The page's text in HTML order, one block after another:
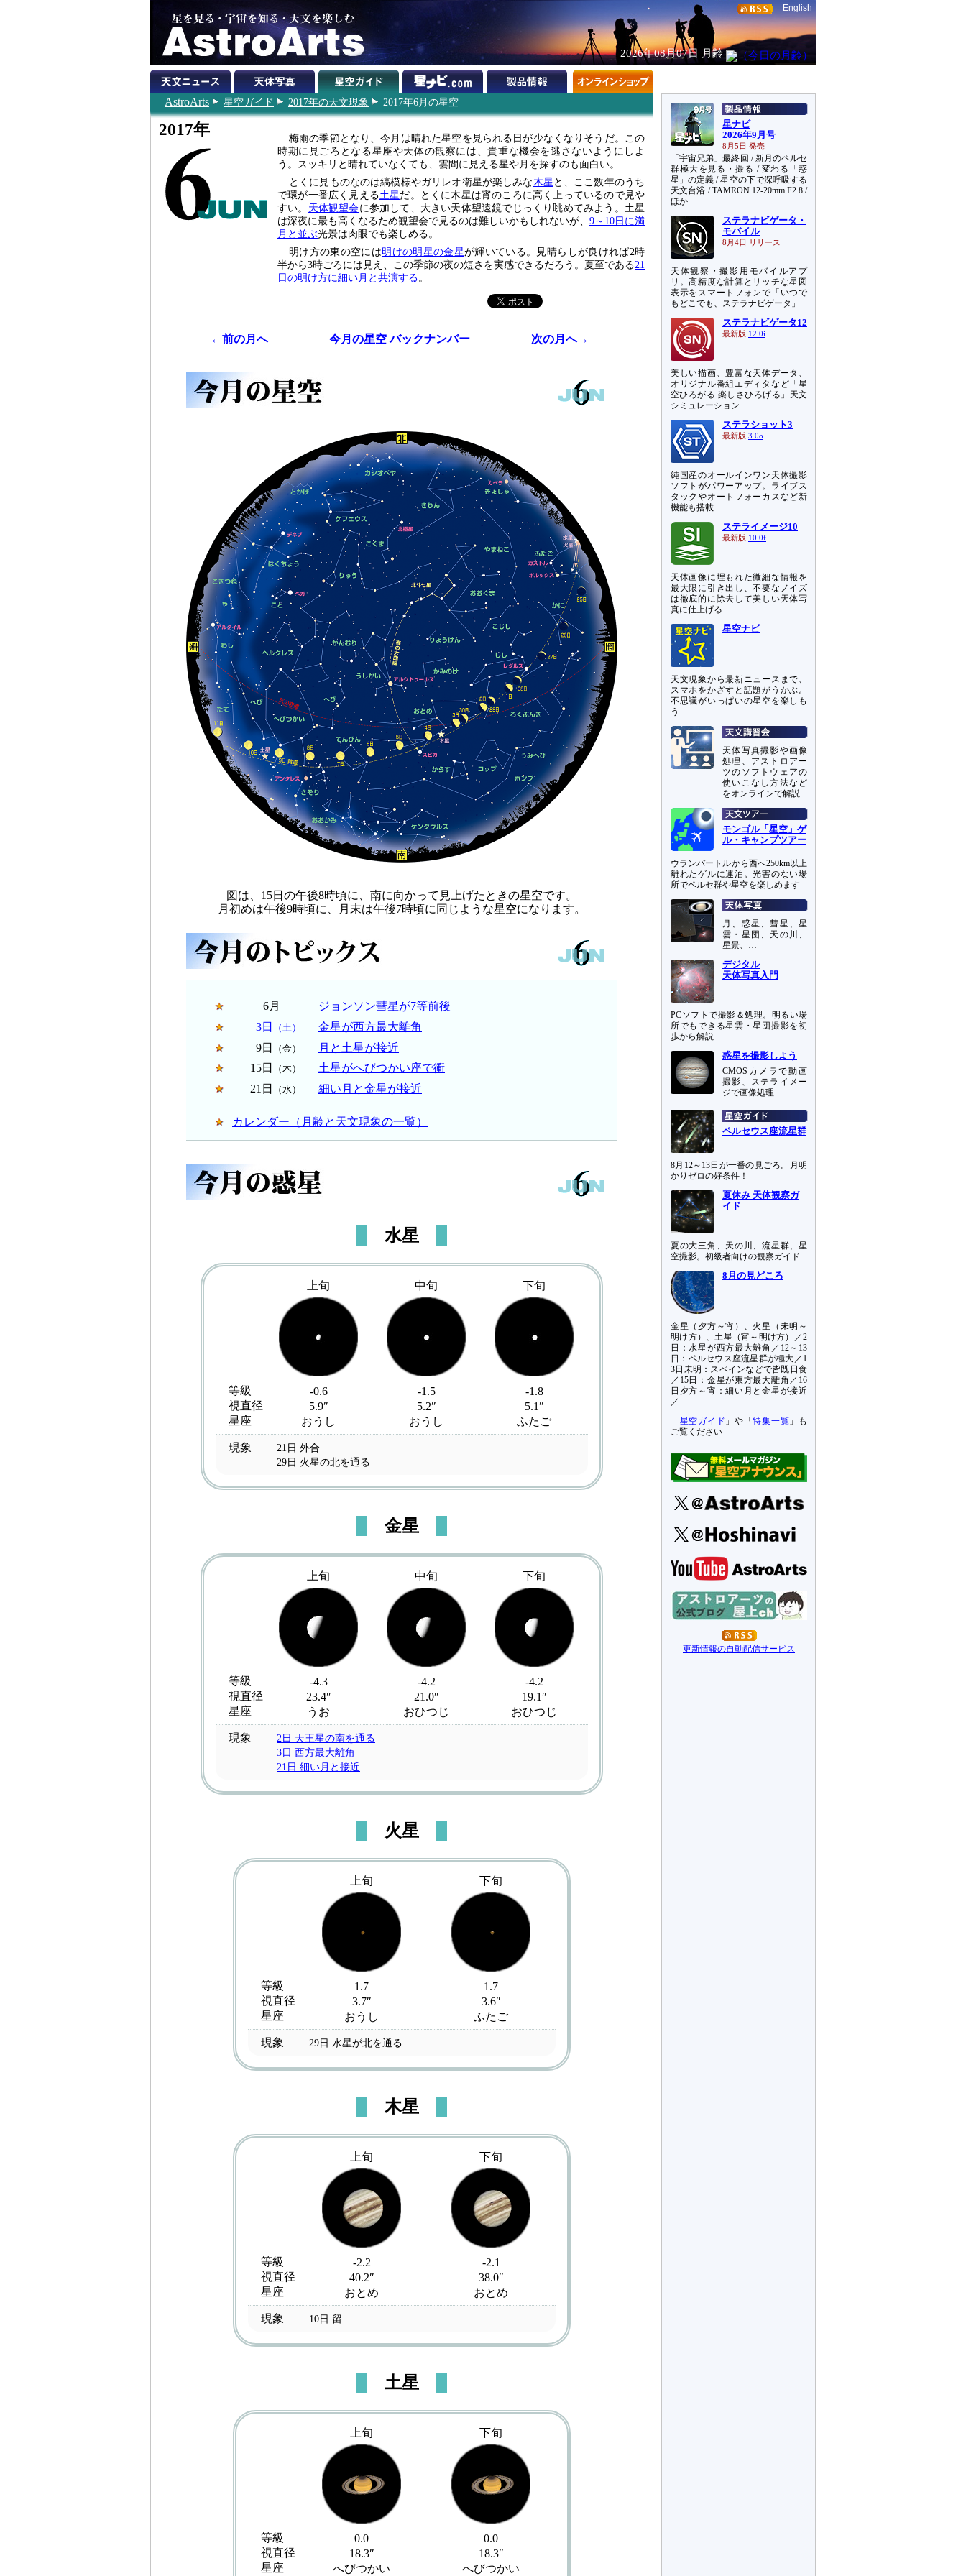
English
2026年08月07日 月齢
AstroArts 星空ガイド 2017年の天文現象 2017年6月の星空
2017年
梅雨の季節となり、今月は晴れた星空を見られる日が少なくなりそうだ。この
時期に見ごろとなる星座や天体の観察には、貴重な機会を逃さないようにしよ
う。スッキリと晴れていなくても、雲間に見える星や月を探すのも面白い。
とくに見ものなのは縞模様やガリレオ衛星が楽しみな木星と、ここ数年のうち
で環が一番広く見える土星だ。とくに木星は宵のころに高く上っているので見や
すい。 天体観望会に参加して、大きい天体望遠鏡でじっくり眺めてみよう。土星
は深夜に最も高くなるため観望会で見るのは難しいかもしれないが、 9～10日に満
月と並ぶ光景は肉眼でも楽しめる。
明け方の東の空には明けの明星の金星が輝いている。見晴らしが良ければ2時
半から3時ごろには見え、この季節の夜の短さを実感できるだろう。夏至である21
日の明け方に細い月と共演する。
←前の月へ 今月の星空 バックナンバー 次の月へ→
図は、15日の午後8時頃に、南に向かって見上げたときの星空です。
月初めは午後9時頃に、月末は午後7時頃に同じような星空になります。
6月
ジョンソン彗星が7等前後
3日
（土）
金星が西方最大離角
9日
（金）
月と土星が接近
15日
（木）
土星がへびつかい座で衝
21日
（水） 細い月と金星が接近
カレンダー（月齢と天文現象の一覧）
水星
上旬 中旬 下旬
等級 -0.6 -1.5
-1.8
視直径
5.9″ 5.2″
5.1″
星座
おうし おうし ふたご
現象
21日 外合
29日 火星の北を通る
金星
上旬 中旬 下旬
等級 -4.3 -4.2
-4.2
視直径
23.4″ 21.0″
19.1″
星座
うお おひつじ おひつじ
現象
2日 天王星の南を通る
3日 西方最大離角
21日 細い月と接近
火星
上旬 下旬
等級 1.7
1.7
視直径
3.7″
3.6″
星座
おうし ふたご
現象 29日 水星が北を通る
木星
上旬 下旬
等級 -2.2
-2.1
視直径
40.2″
38.0″
星座
おとめ おとめ
現象 10日 留
土星
上旬 下旬
等級 0.0
0.0
視直径
18.3″
18.3″
星座
へびつかい へびつかい
星ナビ
2026年9月号
8月5日 発売
「宇宙兄弟」最終回 / 新月のペルセ
群極大を見る・撮る / 変わる「惑
星」の定義 / 星空の下で深呼吸する
天文台浴 / TAMRON 12-20mm F2.8 /
ほか
ステラナビゲータ・
モバイル
8月4日 リリース
天体観察・撮影用モバイルアプ
リ。高精度な計算とリッチな星図
表示をスマートフォンで「いつで
もどこでも、ステラナビゲータ」
ステラナビゲータ12
最新版 12.0i
美しい描画、豊富な天体データ、
オリジナル番組エディタなど「星
空ひろがる 楽しさひろげる」天文
シミュレーション
ステラショット3
最新版 3.0o
純国産のオールインワン天体撮影
ソフトがパワーアップ。ライブス
タックやオートフォーカスなど新
機能も搭載
ステライメージ10
最新版 10.0f
天体画像に埋もれた微細な情報を
最大限に引き出し、不要なノイズ
は徹底的に除去して美しい天体写
真に仕上げる
星空ナビ
天文現象から最新ニュースまで、
スマホをかざすと話題がうかぶ。
不思議がいっぱいの星空を楽しも
う
天体写真撮影や画像
処理、アストロアー
ツのソフトウェアの
使いこなし方法など
をオンラインで解説
モンゴル「星空」ゲ
ル・キャンプツアー
ウランバートルから西へ250km以上
離れたゲルに連泊。光害のない場
所でペルセ群や星空を楽しめます
月、惑星、彗星、星
雲・星団、天の川、
星景、…
デジタル
天体写真入門
PCソフトで撮影＆処理。明るい場
所でもできる星雲・星団撮影を初
歩から解説
惑星を撮影しよう
CMOSカメラで動画
撮影、ステライメー
ジで画像処理
ペルセウス座流星群
8月12～13日が一番の見ごろ。月明
かりゼロの好条件！
夏休み 天体観察ガ
イド
夏の大三角、天の川、流星群、星
空撮影。初級者向けの観察ガイド
8月の見どころ
金星（夕方～宵）、火星（未明～
明け方）、土星（宵～明け方）／2
日：水星が西方最大離角／12～13
日：ペルセウス座流星群が極大／1
3日未明：スペインなどで皆既日食
／15日：金星が東方最大離角／16
日夕方～宵：細い月と金星が接近
／…
「 星空ガイド 」や「特集一覧 」も
ご覧ください
更新情報の自動配信サービス